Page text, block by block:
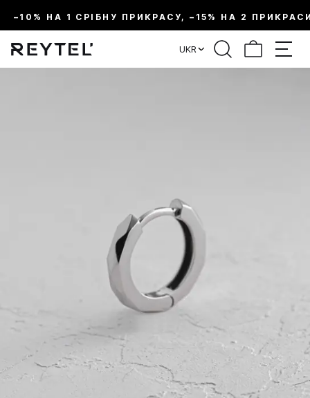
–10% НА 1 СРІБНУ ПРИКРАСУ, –15% НА 2
UKR